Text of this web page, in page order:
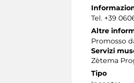
Tel. +39
Altre
Promosso
Servizi
Zètema
Tipo